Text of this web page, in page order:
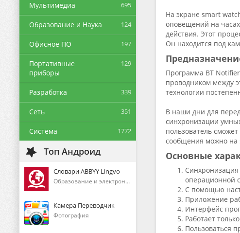
Мультимедиа 695
Образование и Наука 124
Офисное ПО 197
Портативные
приборы
129
Разработка 339
Сеть 351
Система 1772
Топ Андроид
Словари ABBYY Lingvo
Образование и электронные книги
Камера Переводчик
Фотография
На экране smart
оповещений на
действия. Этот
Он находится под
Программа BT
проводником между
технологии
В наши дни для
синхронизации
пользователь
сообщения можно на
Основные
операционной
С помощью
Приложение
Интерфейс
Работает
Пользоваться